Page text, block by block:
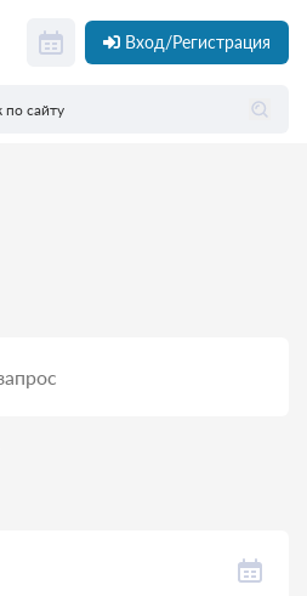
Вход/Регистрация